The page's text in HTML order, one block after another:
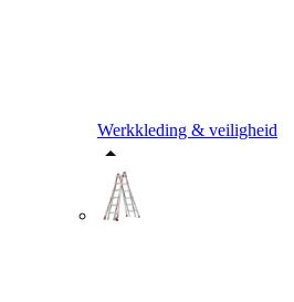
Werkkleding & veiligheid